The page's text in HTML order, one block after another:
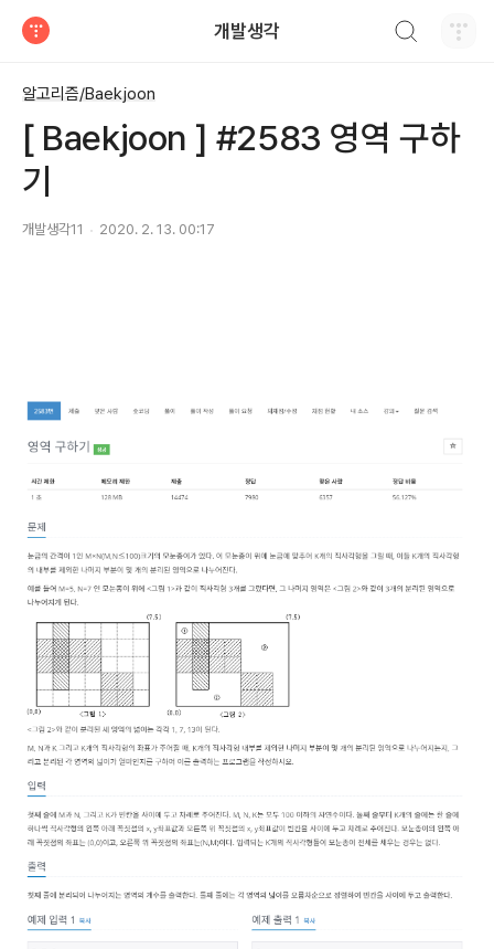
개발생각
알고리즘/Baekjoon
[ Baekjoon ] #2583 영역 구하
기
개발생각11 2020. 2. 13. 00:17